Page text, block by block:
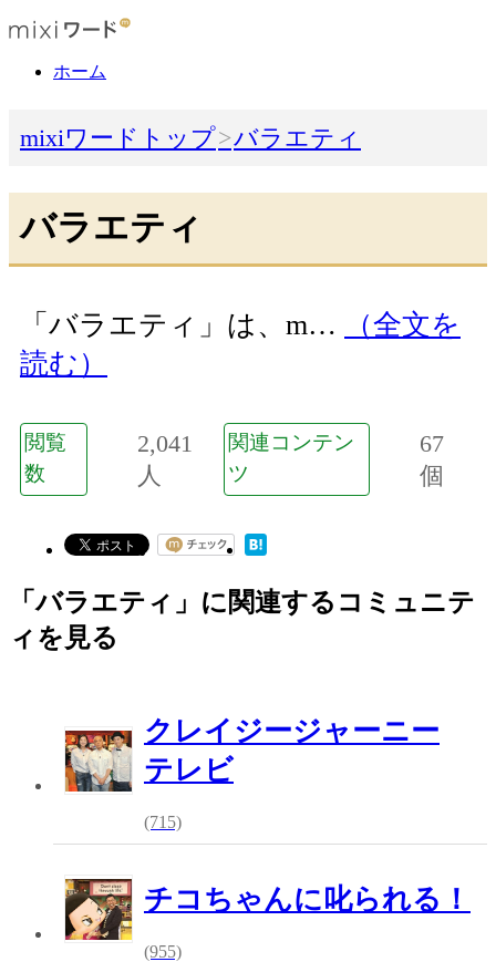
ホーム
mixiワードトップ バラエティ
バラエティ
「バラエティ」は、m…
（全文を
読む）
閲覧
数
2,041
人
関連コンテン
ツ
67
個
「バラエティ」に関連するコミュニテ
ィを見る
クレイジージャーニー
テレビ
(715)
チコちゃんに叱られる！
(955)